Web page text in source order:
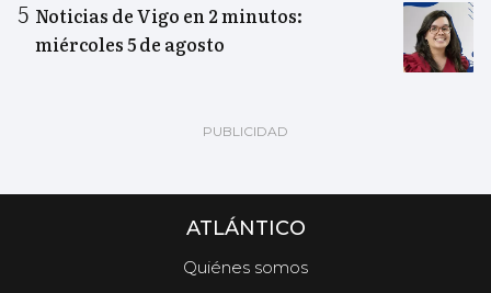
Noticias de Vigo en 2 minutos:
miércoles 5 de agosto
ATLÁNTICO
Quiénes somos